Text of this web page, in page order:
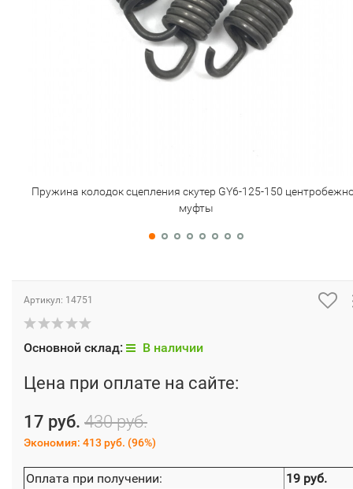
Пружина колодок сцепления скутер GY6-125-150
муфты
Артикул: 14751
Основной склад: В наличии
Цена при оплате на сайте:
17 руб. 430 руб.
Экономия: 413 руб. (96%)
Оплата при получении:
19 руб.